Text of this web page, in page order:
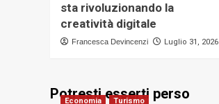
sta rivoluzionando la
creatività digitale
Francesca Devincenzi Luglio 31, 2026
Potresti esserti perso
Economia Turismo